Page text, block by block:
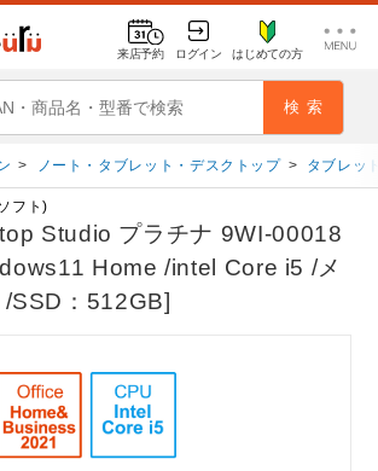
来店予約 ログイン はじめての方
> ノート・タブレット・デスクトップ > タブレッ
フト)
Studio プラチナ 9WI-00018
Home /intel Core i5 /メ
SSD：512GB]